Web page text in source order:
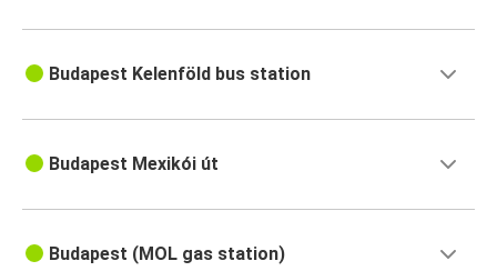
Budapest Kelenföld bus station
Budapest Mexikói út
Budapest (MOL gas station)